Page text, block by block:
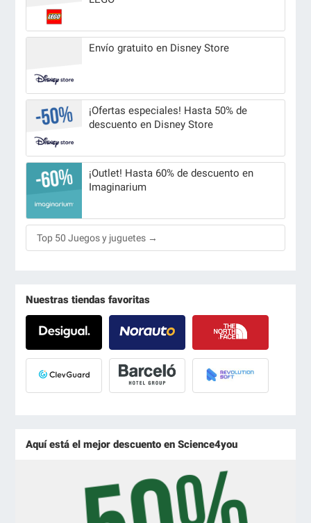
Envío gratuito en Disney Store
¡Ofertas especiales! Hasta 50% de
descuento en Disney Store
¡Outlet! Hasta 60% de descuento en
Imaginarium
Top 50 Juegos y juguetes →
Nuestras tiendas favoritas
Aquí está el mejor descuento en Science4you